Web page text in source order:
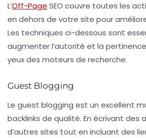
L’Off-Page SEO couvre toutes les
en dehors de votre site pour
Les techniques ci-dessous sont
augmenter l’autorité et la
yeux des moteurs de recherche.
Guest Blogging
Le guest blogging est un excellent
backlinks de qualité. En écrivant des
d’autres sites tout en incluant des